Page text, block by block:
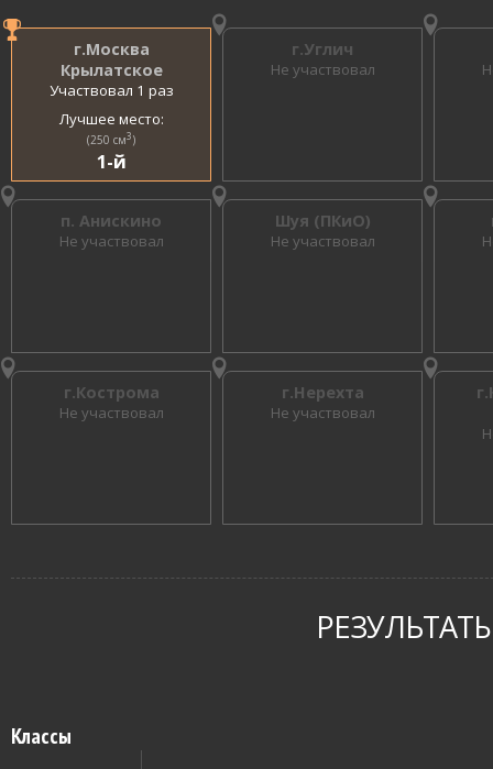
г.Москва
Крылатское
Участвовал 1 раз
Лучшее место:
(250 см3)
1-й
г.Углич
Не участвовал
п. Анискино
Не участвовал
Шуя (ПКиО)
Не участвовал
г.Кострома
Не участвовал
г.Нерехта
Не участвовал
Классы